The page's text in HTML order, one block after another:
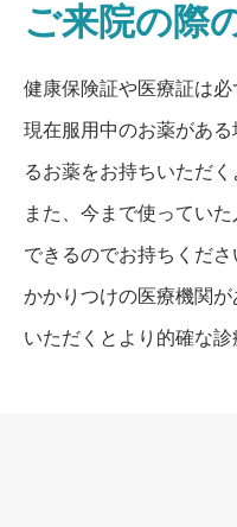
ご来院の際
健康保険証や医療証は必
現在服用中のお薬があ
るお薬をお持ちいただく
また、今まで使ってい
できるのでお持ちくださ
かかりつけの医療機関
いただくとより的確な診